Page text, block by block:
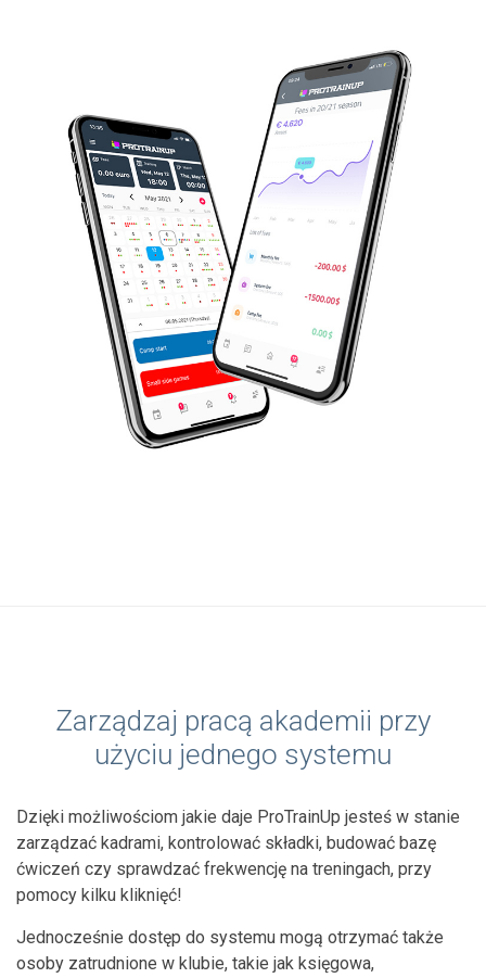
Zarządzaj pracą akademii przy
użyciu jednego systemu
Dzięki możliwościom jakie daje ProTrainUp jesteś w stanie
zarządzać kadrami, kontrolować składki, budować bazę
ćwiczeń czy sprawdzać frekwencję na treningach, przy
pomocy kilku kliknięć!
Jednocześnie dostęp do systemu mogą otrzymać także
osoby zatrudnione w klubie, takie jak księgowa,